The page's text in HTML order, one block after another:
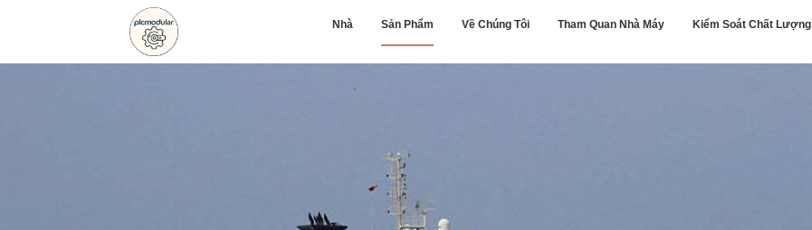
Nhà Sản Phẩm Về Chúng Tôi Tham Quan Nhà Máy Kiểm Soát Chất Lượng